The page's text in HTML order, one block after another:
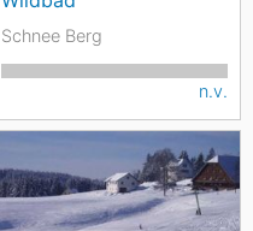
Schnee Berg
n.v.